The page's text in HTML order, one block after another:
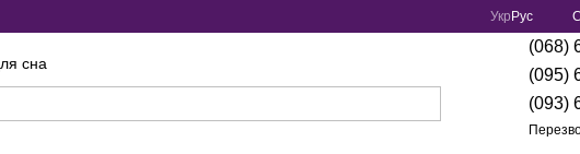
Укр Рус
сна
(068)
(095)
(093)